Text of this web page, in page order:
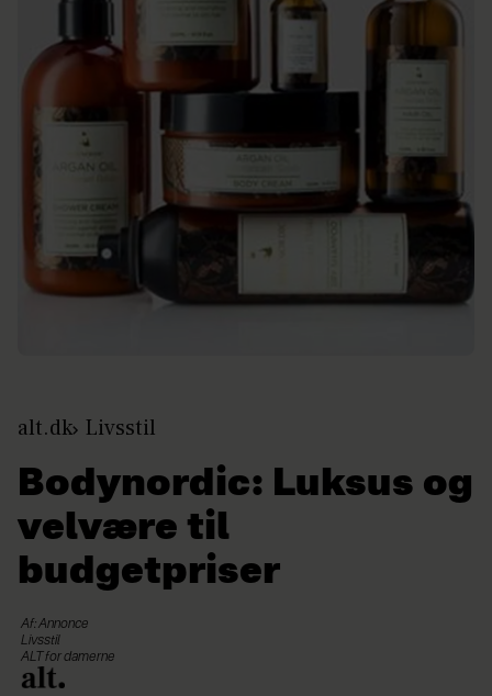
alt.dk Livsstil
Bodynordic: Luksus og
velvære til
budgetpriser
Af: Annonce
Livsstil
ALT for damerne